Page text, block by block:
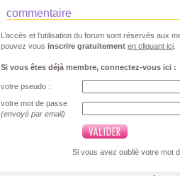
commentaire
L’accès et l’utilisation du forum sont réservés aux
pouvez vous inscrire gratuitement en cliquant ici
Si vous êtes déjà membre, connectez-vous ici :
votre pseudo :
votre mot de passe
(envoyé par email)
Si vous avez oublié votre mot